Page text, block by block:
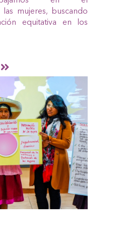
mujeres, buscando
equitativa en los